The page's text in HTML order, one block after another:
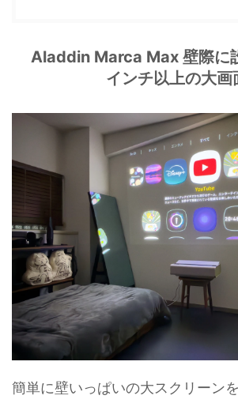
Aladdin Marca Max 壁際に
インチ以上の大画
簡単に壁いっぱいの大スクリーン